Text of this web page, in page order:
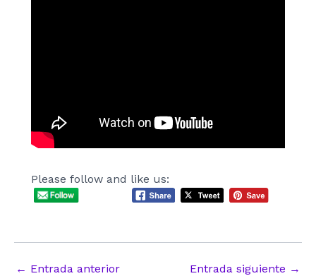
Please follow and like us:
Navegación
← Entrada anterior Entrada siguiente →